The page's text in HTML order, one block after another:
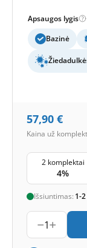
Apsaugos lygis
Bazinė
57,90 €
Kaina už
2 komplektai
4%
Išsiuntimas: 1-
1